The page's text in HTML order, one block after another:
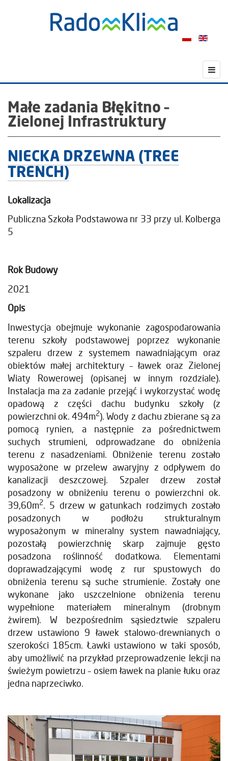
Małe zadania Błękitno –
Zielonej Infrastruktury
NIECKA DRZEWNA (TREE
TRENCH)
Lokalizacja
Publiczna Szkoła Podstawowa nr 33 przy ul. Kolberga
5
Rok Budowy
2021
Opis
Inwestycja obejmuje wykonanie zagospodarowania
terenu szkoły podstawowej poprzez wykonanie
szpaleru drzew z systemem nawadniającym oraz
obiektów małej architektury – ławek oraz Zielonej
Wiaty Rowerowej (opisanej w innym rozdziale).
Instalacja ma za zadanie przejąć i wykorzystać wodę
opadową z części dachu budynku szkoły (z
powierzchni ok. 494m2). Wody z dachu zbierane są za
pomocą rynien, a następnie za pośrednictwem
suchych strumieni, odprowadzane do obniżenia
terenu z nasadzeniami. Obniżenie terenu zostało
wyposażone w przelew awaryjny z odpływem do
kanalizacji deszczowej. Szpaler drzew został
posadzony w obniżeniu terenu o powierzchni ok.
39,60m2. 5 drzew w gatunkach rodzimych zostało
posadzonych w podłożu strukturalnym
wyposażonym w mineralny system nawadniający,
pozostałą powierzchnię skarp zajmuje gęsto
posadzona roślinność dodatkowa. Elementami
doprawadzającymi wodę z rur spustowych do
obniżenia terenu są suche strumienie. Zostały one
wykonane jako uszczelnione obniżenia terenu
wypełnione materiałem mineralnym (drobnym
żwirem). W bezpośrednim sąsiedztwie szpaleru
drzew ustawiono 9 ławek stalowo-drewnianych o
szerokości 185cm. Ławki ustawiono w taki sposób,
aby umożliwić na przykład przeprowadzenie lekcji na
świeżym powietrzu – osiem ławek na planie łuku oraz
jedna naprzeciwko.